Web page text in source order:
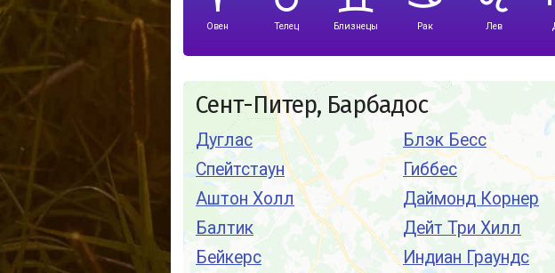
Овен Телец Близнецы Рак Лев
Сент-Питер, Барбадос
Дуглас
Спейтстаун
Аштон Холл
Балтик
Бейкерс
Блэк Бесс
Гиббес
Даймонд Корнер
Дейт Три Хилл
Индиан Граундс